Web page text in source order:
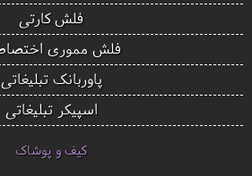
فلش کارتی
فلش مموری
پاوربانک تبلیغاتی
اسپیکر تبلیغاتی
کیف و پوشاک